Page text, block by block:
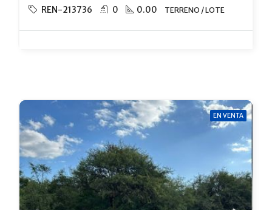
REN-213736 0 0.00 TERRENO / LOTE
EN VENTA